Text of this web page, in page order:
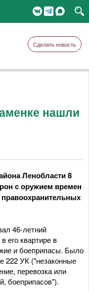
Сделать новость
нашли
Ленобласти 8
с оружием времен
46-летний
его квартире в
и боеприпасы. Было
222 УК ("незаконные
перевозка или
боеприпасов").